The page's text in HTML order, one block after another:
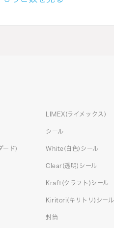
ード)
LIMEX(ライメックス)
シール
White(白色)シール
Clear(透明)シール
Kraft(クラフト)シール
Kiritori(キリトリ)シール
封筒